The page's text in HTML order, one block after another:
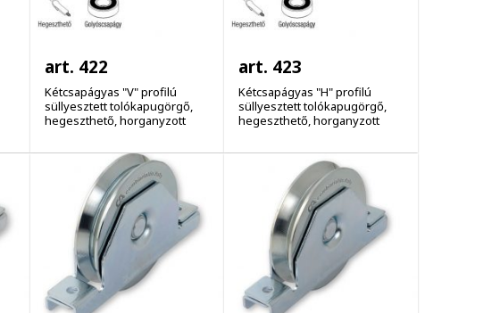
art. 422
Kétcsapágyas "V" profilú
süllyesztett tolókapugörgő,
hegeszthető, horganyzott
art. 423
Kétcsapágyas "H" profilú
süllyesztett tolókapugörgő,
hegeszthető, horganyzott